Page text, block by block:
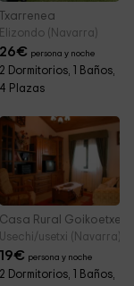
Txarrenea
Elizondo (Navarra)
26€ persona y noche
2 Dormitorios, 1 Baños,
4 Plazas
Casa Rural Goikoetxea
Usechi/usetxi (Navarra)
19€ persona y noche
2 Dormitorios, 1 Baños,